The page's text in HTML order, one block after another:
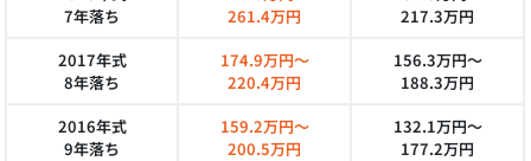
7年落ち
261.4万円
217.3万円
2017年式
8年落ち
174.9万円～
220.4万円
156.3万円～
188.3万円
2016年式
9年落ち
159.2万円～
200.5万円
132.1万円～
177.2万円